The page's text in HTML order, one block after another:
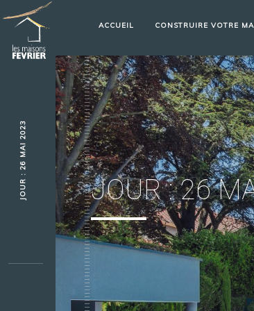
ACCUEIL CONSTRUIRE VOTRE
JOUR :26
JOUR : 26 MAI 2023